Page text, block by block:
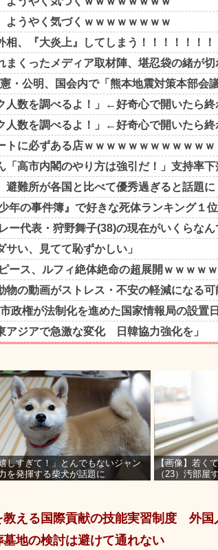
しすぎて！」とんでもないジャン
を発揮する柴犬が話題に
【画像】若く
（23）汚部屋
教える国際貢献の技能実習制度 外国
地の検討は避けて通れない